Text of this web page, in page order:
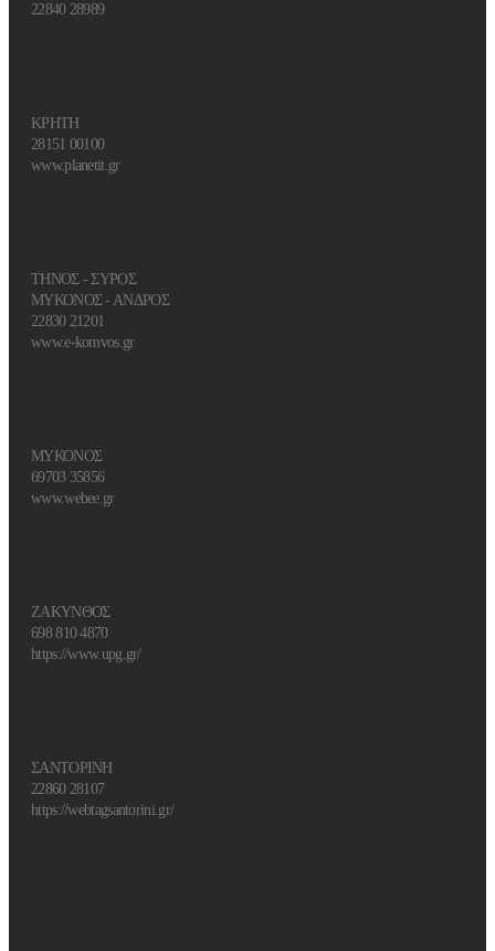
22840 28989
ΚΡΗΤΗ
28151 00100
www.planetit.gr
ΤΗΝΟΣ - ΣΥΡΟΣ
ΜΥΚΟΝΟΣ - ΑΝΔΡΟΣ
22830 21201
www.e-komvos.gr
ΜΥΚΟΝΟΣ
69703 35856
www.webee.gr
ΖΑΚΥΝΘΟΣ
698 810 4870
https://www.upg.gr/
ΣΑΝΤΟΡΙΝΗ
22860 28107
https://webtagsantorini.gr/